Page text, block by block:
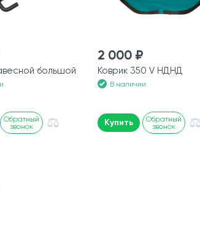
большой
Обратный
звонок
2 000 ₽
Коврик 350 V НДНД
В наличии
Купить
Обратный
звонок